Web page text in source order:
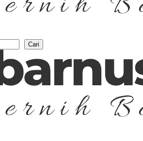
Cari